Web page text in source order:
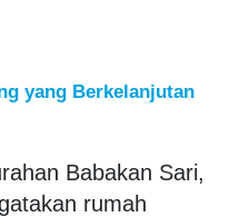
yang Berkelanjutan
Babakan Sari,
rumah